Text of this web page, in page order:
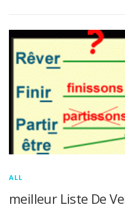
ALL
meilleur Liste De